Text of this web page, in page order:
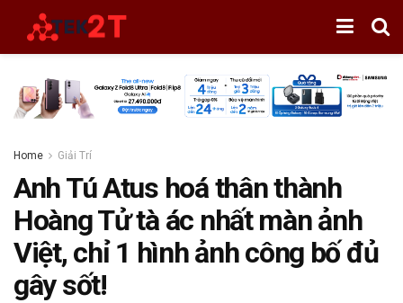
Home Giải Trí
Anh Tú Atus hoá thân thành
Hoàng Tử tà ác nhất màn ảnh
Việt, chỉ 1 hình ảnh công bố đủ
gây sốt!